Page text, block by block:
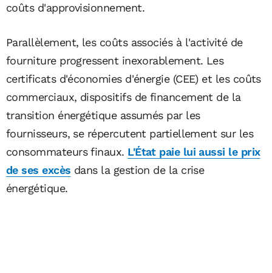
coûts d'approvisionnement.
Parallèlement, les coûts associés à l'activité de
fourniture progressent inexorablement. Les
certificats d'économies d'énergie (CEE) et les coûts
commerciaux, dispositifs de financement de la
transition énergétique assumés par les
fournisseurs, se répercutent partiellement sur les
consommateurs finaux. L'État paie lui aussi le prix
de ses excès dans la gestion de la crise
énergétique.